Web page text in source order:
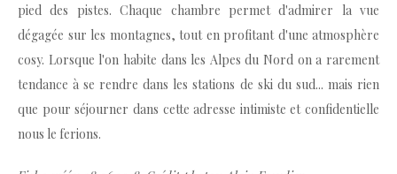
pied des pistes. Chaque chambre permet d'admirer la vue
dégagée sur les montagnes, tout en profitant d'une atmosphère
cosy. Lorsque l'on habite dans les Alpes du Nord on a rarement
tendance à se rendre dans les stations de ski du sud... mais rien
que pour séjourner dans cette adresse intimiste et confidentielle
nous le ferions.